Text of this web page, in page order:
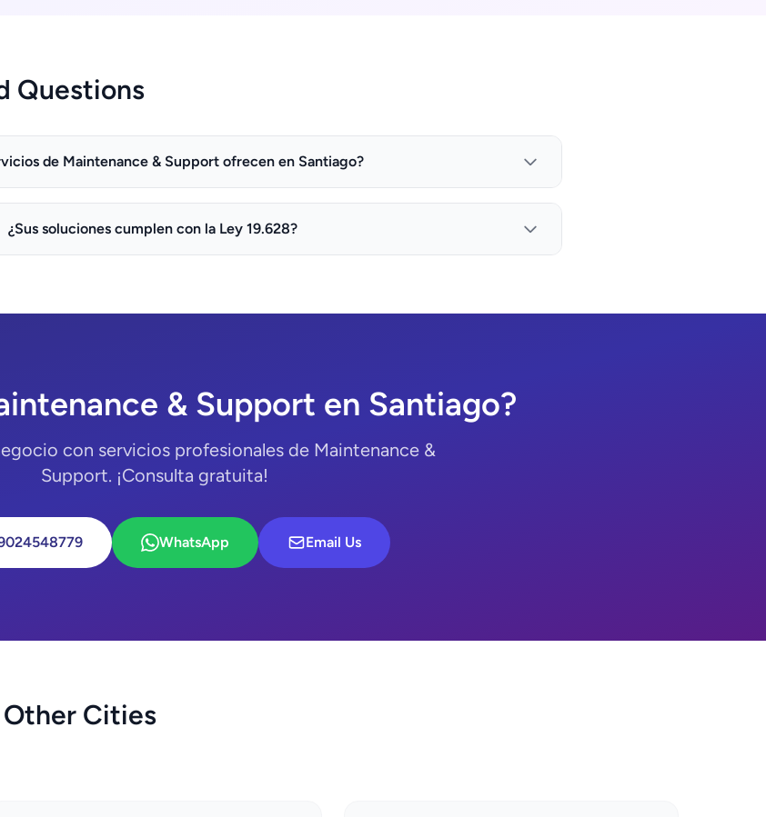
Questions
de Maintenance & Support ofrecen en Santiago?
¿Sus soluciones cumplen con la Ley 19.628?
& Support en Santiago?
con servicios profesionales de Maintenance &
Support. ¡Consulta gratuita!
WhatsApp Email Us
Cities